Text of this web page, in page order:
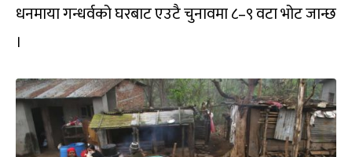
धनमाया गन्धर्वको घरबाट एउटै चुनावमा ८–९ वटा भोट जान्छ
।